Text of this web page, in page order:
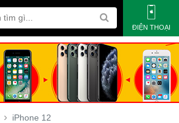
ĐIỆN THOẠI
iPhone 12